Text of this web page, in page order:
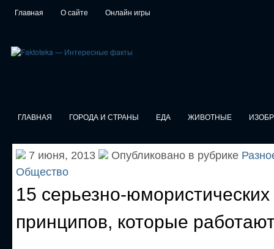
Главная О сайте Онлайн игры
ГЛАВНАЯ ГОРОДА И СТРАНЫ ЕДА ЖИВОТНЫЕ
7 июня, 2013 Опубликовано в рубрике
Общество
15 серьезно-
принципов, которые